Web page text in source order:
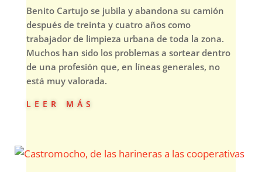
Benito Cartujo se jubila y abandona su camión
después de treinta y cuatro años como
trabajador de limpieza urbana de toda la zona.
Muchos han sido los problemas a sortear dentro
de una profesión que, en líneas generales, no
está muy valorada.
leer más